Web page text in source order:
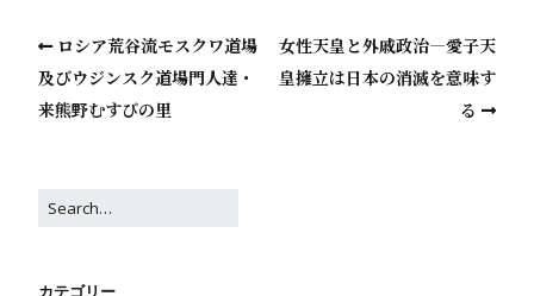
ロシア荒谷流モスクワ道場
及びウジンスク道場門人達・
来熊野むすびの里
女性天皇と外戚政治―愛子天
皇擁立は日本の消滅を意味す
る
カテゴリー